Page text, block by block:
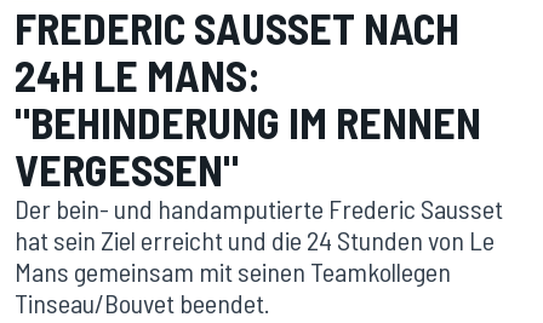
FREDERIC SAUSSET NACH
24H LE MANS:
"BEHINDERUNG IM RENNEN
VERGESSEN"
Der bein- und handamputierte Frederic Sausset
hat sein Ziel erreicht und die 24 Stunden von Le
Mans gemeinsam mit seinen Teamkollegen
Tinseau/Bouvet beendet.